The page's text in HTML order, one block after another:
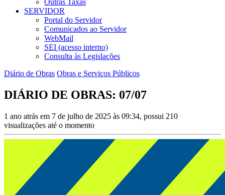
Outras Taxas
SERVIDOR
Portal do Servidor
Comunicados ao Servidor
WebMail
SEI (acesso interno)
Consulta às Legislações
Diário de Obras Obras e Serviços Públicos
DIÁRIO DE OBRAS: 07/07
1 ano atrás em 7 de julho de 2025 às 09:34, possui 210
visualizações até o momento